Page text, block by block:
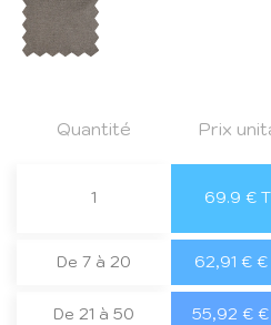
Quantité Prix
1 69.9 €
De 7 à 20 62,91 € €
De 21 à 50 55,92 € €